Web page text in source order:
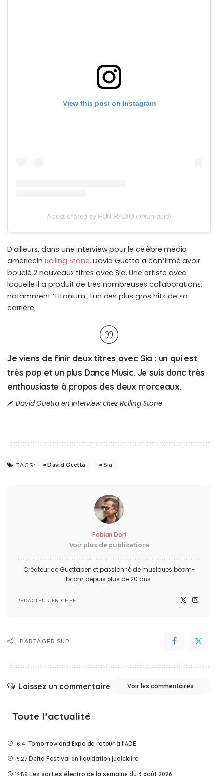
View this post on Instagram
A post shared by FUN RADIO (@funradio)
D’ailleurs, dans une interview pour le célèbre média
américain Rolling Stone, David Guetta a confirmé avoir
bouclé 2 nouveaux titres avec Sia. Une artiste avec
laquelle il a produit de très nombreuses collaborations,
notamment ‘Titanium’, l’un des plus gros hits de sa
carrière.
Je viens de finir deux titres avec Sia : un qui est
très pop et un plus Dance Music. Je suis donc très
enthousiaste à propos des deux morceaux.
David Guetta en interview chez Rolling Stone
TAGS: David Guetta Sia
Fabian Dori
Voir plus de publications
Créateur de Guettapen et passionné de musiques boom-
boom depuis plus de 20 ans.
RÉDACTEUR EN CHEF
PARTAGER SUR
Laissez un commentaire Voir les commentaires
Toute l’actualité
16:41 Tomorrowland Expo de retour à l'ADE
15:27 Delta Festival en liquidation judiciaire
12:59 Les sorties électro de la semaine du 3 août 2026